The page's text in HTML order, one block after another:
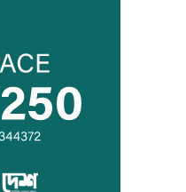
নিয়ে বিভ্রান্তি সৃষ্টি করা হচ্ছে:
স্বচ্ছ হওয়া উচিত, তাহলে গণতন্ত্রের